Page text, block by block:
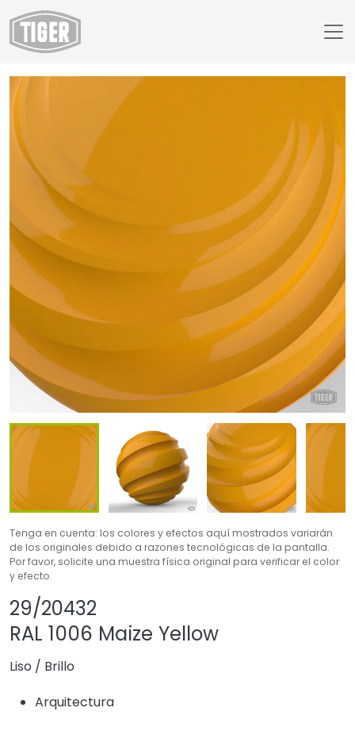
Finish Selector
29/20432 - RAL 1006 Maize Yellow
Tenga en cuenta: los colores y efectos aquí mostrados variarán
de los originales debido a razones tecnológicas de la pantalla.
Por favor, solicite una muestra física original para verificar el color
y efecto.
29/20432
RAL 1006 Maize Yellow
Liso / Brillo
Arquitectura